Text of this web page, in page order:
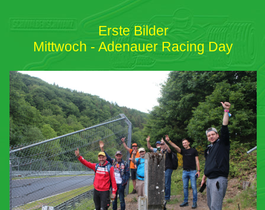
Erste Bilder
Mittwoch - Adenauer Racing Day